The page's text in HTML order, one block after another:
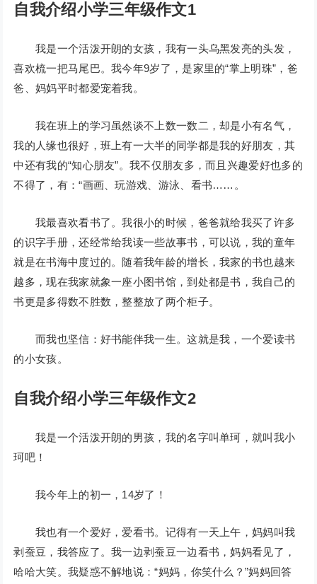
自我介绍小学三年级作文1
我是一个活泼开朗的女孩，我有一头乌黑发亮的头发，
喜欢梳一把马尾巴。我今年9岁了，是家里的“掌上明珠”，爸
爸、妈妈平时都爱宠着我。
我在班上的学习虽然谈不上数一数二，却是小有名气，
我的人缘也很好，班上有一大半的同学都是我的好朋友，其
中还有我的“知心朋友”。我不仅朋友多，而且兴趣爱好也多的
不得了，有：“画画、玩游戏、游泳、看书……。
我最喜欢看书了。我很小的时候，爸爸就给我买了许多
的识字手册，还经常给我读一些故事书，可以说，我的童年
就是在书海中度过的。随着我年龄的增长，我家的书也越来
越多，现在我家就象一座小图书馆，到处都是书，我自己的
书更是多得数不胜数，整整放了两个柜子。
而我也坚信：好书能伴我一生。这就是我，一个爱读书
的小女孩。
自我介绍小学三年级作文2
我是一个活泼开朗的男孩，我的名字叫单珂，就叫我小
珂吧！
我今年上的初一，14岁了！
我也有一个爱好，爱看书。记得有一天上午，妈妈叫我
剥蚕豆，我答应了。我一边剥蚕豆一边看书，妈妈看见了，
哈哈大笑。我疑惑不解地说：“妈妈，你笑什么？”妈妈回答